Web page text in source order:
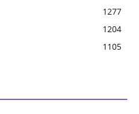
1277
1204
1105